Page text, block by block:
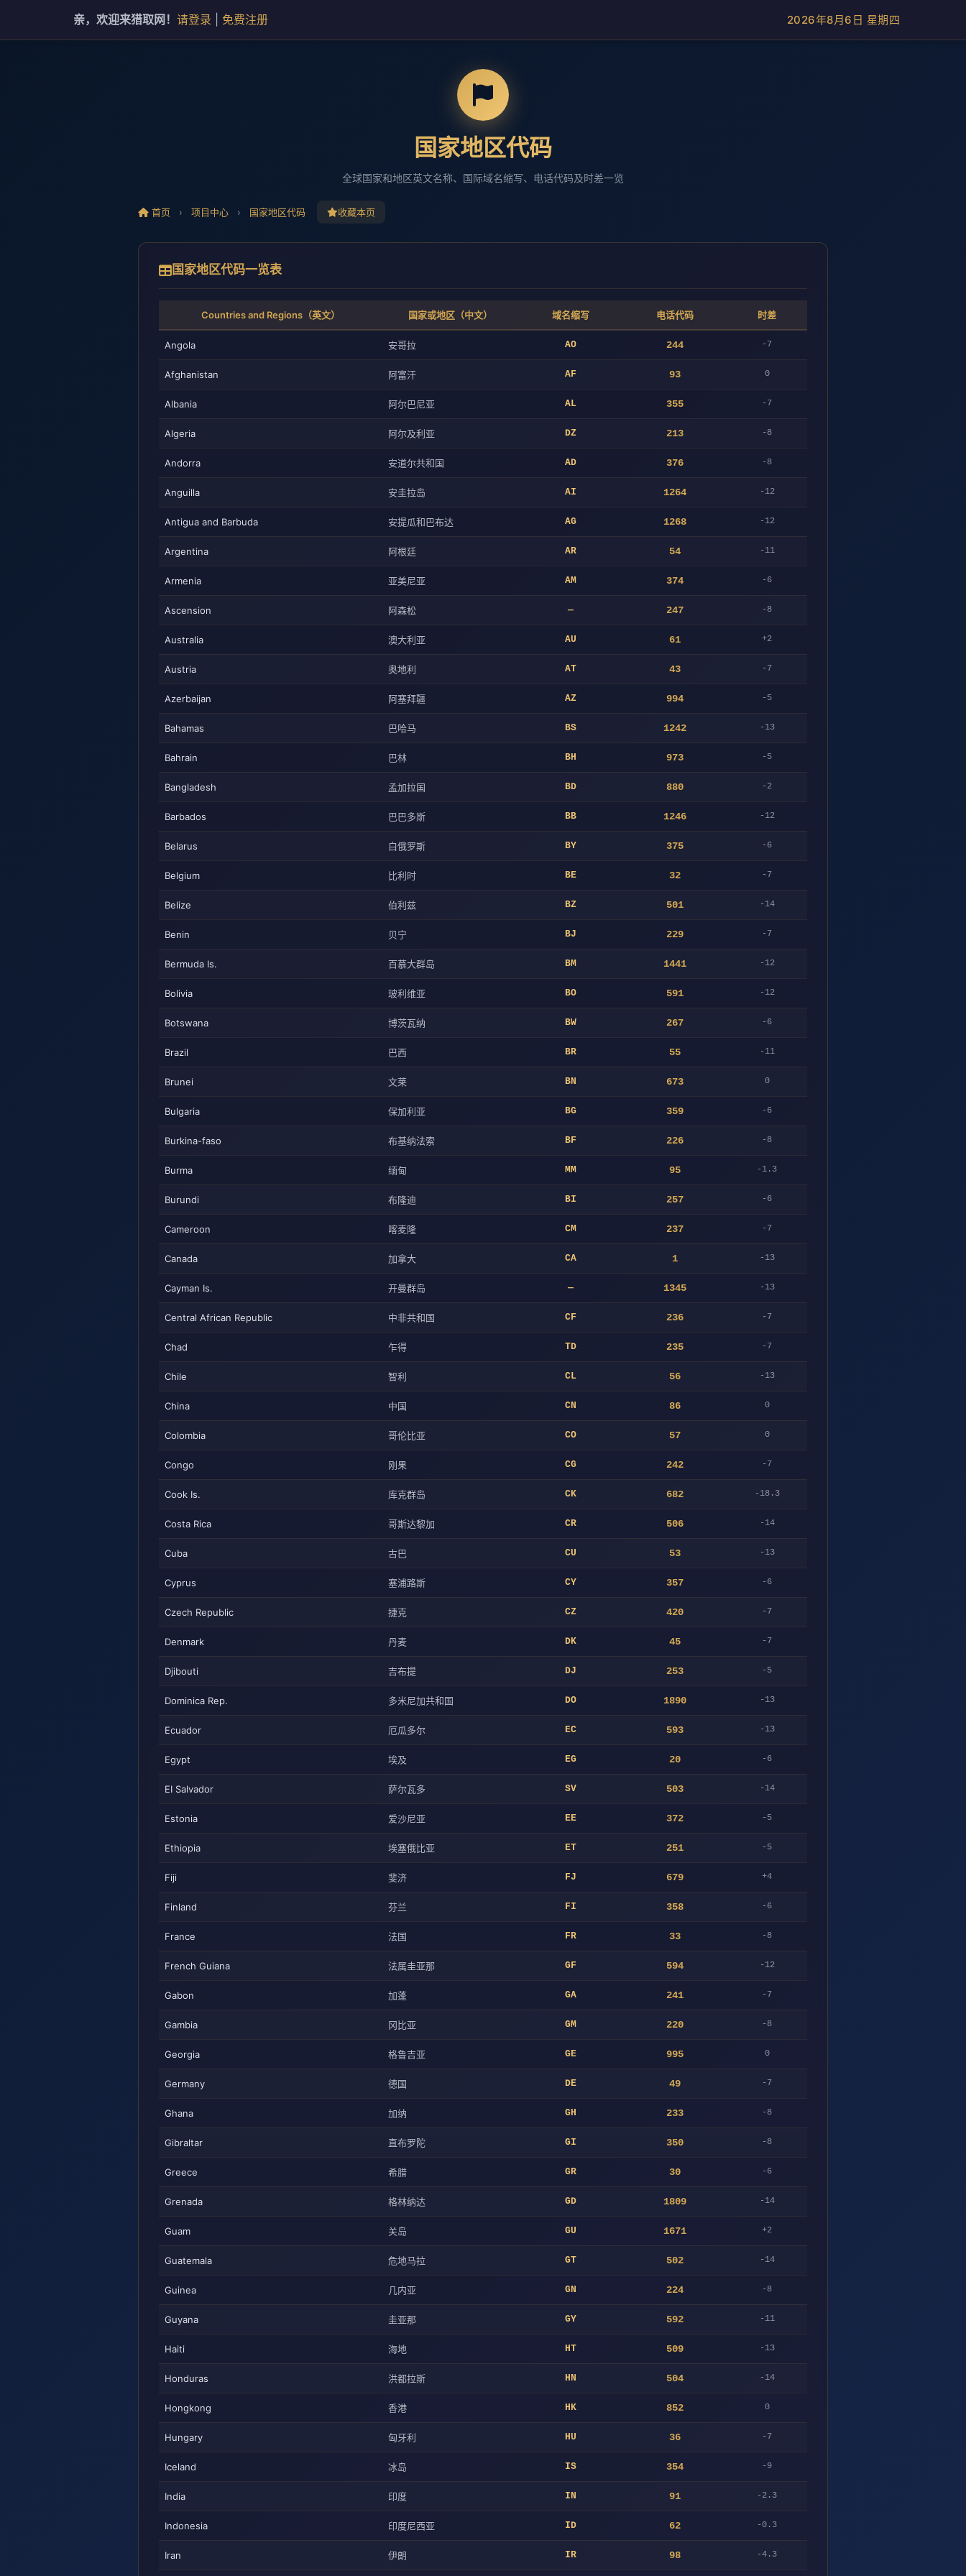
亲，欢迎来猎取网！ 请登录 免费注册 2026年8月6日 星期四
国家地区代码
全球国家和地区英文名称、国际域名缩写、电话代码及时差一览
首页 › 项目中心 › 国家地区代码 收藏本页
国家地区代码一览表
Countries and Regions（英文） 国家或地区（中文） 域名缩写 电话代码 时差
Angola 安哥拉 AO 244 -7
Afghanistan 阿富汗 AF 93 0
Albania 阿尔巴尼亚 AL 355 -7
Algeria 阿尔及利亚 DZ 213 -8
Andorra 安道尔共和国 AD 376 -8
Anguilla 安圭拉岛 AI 1264 -12
Antigua and Barbuda 安提瓜和巴布达 AG 1268 -12
Argentina 阿根廷 AR 54 -11
Armenia 亚美尼亚 AM 374 -6
Ascension 阿森松 — 247 -8
Australia 澳大利亚 AU 61 +2
Austria 奥地利 AT 43 -7
Azerbaijan 阿塞拜疆 AZ 994 -5
Bahamas 巴哈马 BS 1242 -13
Bahrain 巴林 BH 973 -5
Bangladesh 孟加拉国 BD 880 -2
Barbados 巴巴多斯 BB 1246 -12
Belarus 白俄罗斯 BY 375 -6
Belgium 比利时 BE 32 -7
Belize 伯利兹 BZ 501 -14
Benin 贝宁 BJ 229 -7
Bermuda Is. 百慕大群岛 BM 1441 -12
Bolivia 玻利维亚 BO 591 -12
Botswana 博茨瓦纳 BW 267 -6
Brazil 巴西 BR 55 -11
Brunei 文莱 BN 673 0
Bulgaria 保加利亚 BG 359 -6
Burkina-faso 布基纳法索 BF 226 -8
Burma 缅甸 MM 95 -1.3
Burundi 布隆迪 BI 257 -6
Cameroon 喀麦隆 CM 237 -7
Canada 加拿大 CA 1 -13
Cayman Is. 开曼群岛 — 1345 -13
Central African Republic 中非共和国 CF 236 -7
Chad 乍得 TD 235 -7
Chile 智利 CL 56 -13
China 中国 CN 86 0
Colombia 哥伦比亚 CO 57 0
Congo 刚果 CG 242 -7
Cook Is. 库克群岛 CK 682 -18.3
Costa Rica 哥斯达黎加 CR 506 -14
Cuba 古巴 CU 53 -13
Cyprus 塞浦路斯 CY 357 -6
Czech Republic 捷克 CZ 420 -7
Denmark 丹麦 DK 45 -7
Djibouti 吉布提 DJ 253 -5
Dominica Rep. 多米尼加共和国 DO 1890 -13
Ecuador 厄瓜多尔 EC 593 -13
Egypt 埃及 EG 20 -6
EI Salvador 萨尔瓦多 SV 503 -14
Estonia 爱沙尼亚 EE 372 -5
Ethiopia 埃塞俄比亚 ET 251 -5
Fiji 斐济 FJ 679 +4
Finland 芬兰 FI 358 -6
France 法国 FR 33 -8
French Guiana 法属圭亚那 GF 594 -12
Gabon 加蓬 GA 241 -7
Gambia 冈比亚 GM 220 -8
Georgia 格鲁吉亚 GE 995 0
Germany 德国 DE 49 -7
Ghana 加纳 GH 233 -8
Gibraltar 直布罗陀 GI 350 -8
Greece 希腊 GR 30 -6
Grenada 格林纳达 GD 1809 -14
Guam 关岛 GU 1671 +2
Guatemala 危地马拉 GT 502 -14
Guinea 几内亚 GN 224 -8
Guyana 圭亚那 GY 592 -11
Haiti 海地 HT 509 -13
Honduras 洪都拉斯 HN 504 -14
Hongkong 香港 HK 852 0
Hungary 匈牙利 HU 36 -7
Iceland 冰岛 IS 354 -9
India 印度 IN 91 -2.3
Indonesia 印度尼西亚 ID 62 -0.3
Iran 伊朗 IR 98 -4.3